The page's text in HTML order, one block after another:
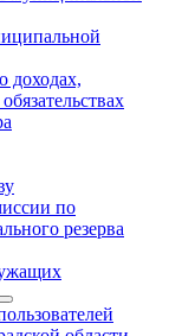
доходах,
по
резерва